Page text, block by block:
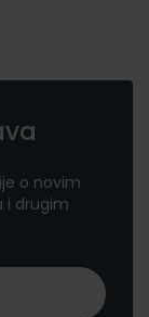
o novim
i drugim